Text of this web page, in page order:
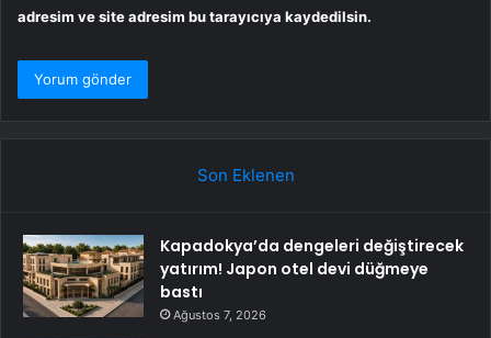
adresim ve site adresim bu tarayıcıya kaydedilsin.
Son Eklenen
Kapadokya’da dengeleri değiştirecek
yatırım! Japon otel devi düğmeye
bastı
Ağustos 7, 2026